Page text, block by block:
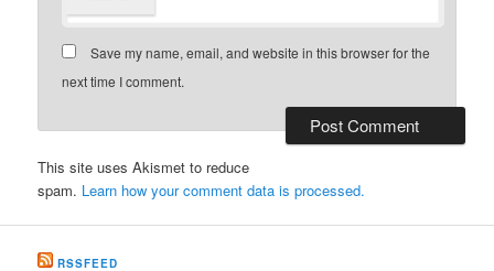
Save my name, email, and website in this browser for the
next time I comment.
This site uses Akismet to reduce
spam. Learn how your comment data is processed.
RSSFEED